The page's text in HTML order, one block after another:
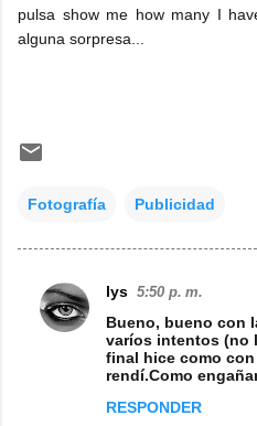
pulsa show me how many I
alguna sorpresa...
Fotografía Publicidad
C
lys 5:50 p. m.
Bueno, bueno con
varíos intentos (no
final hice como
rendí.Como
RESPONDER